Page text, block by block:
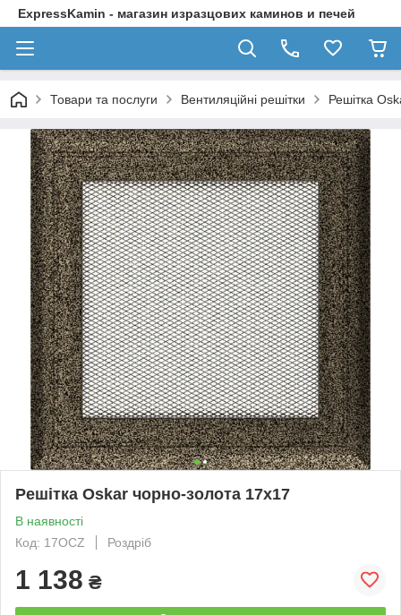
ExpressKamin - магазин изразцових каминов и печей
Товари та послуги Вентиляційні решітки Решітка
Решітка Oskar чорно-золота 17x17
В наявності
Код: 17OCZ
Роздріб
1 138 ₴